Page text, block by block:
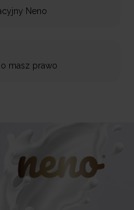
Neno
masz prawo